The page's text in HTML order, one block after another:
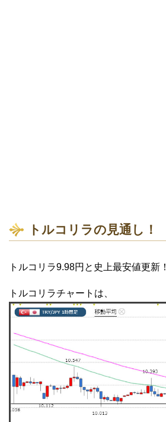
トルコリラの見通し！
トルコリラ9.98円と史上最安値更新！
トルコリラチャートは、